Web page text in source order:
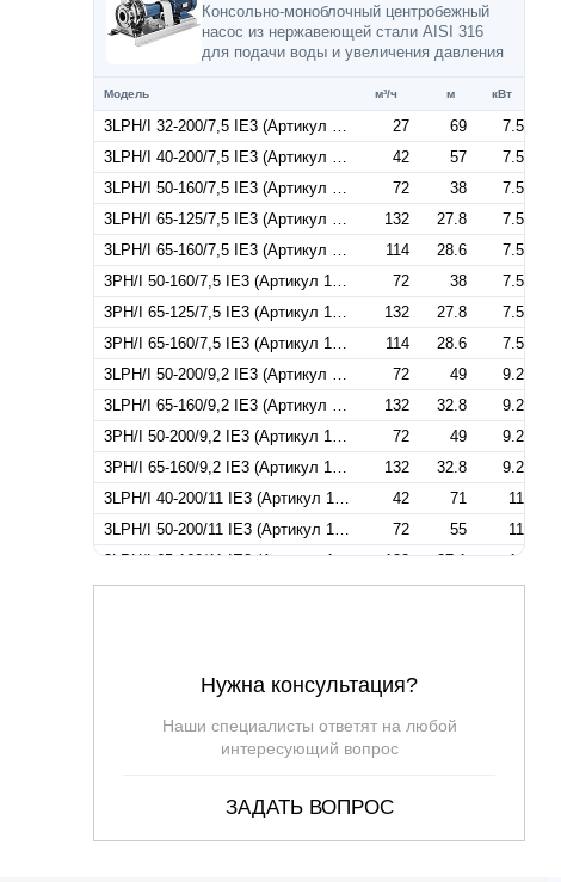
Консольно-моноблочный центробежный
насос из нержавеющей стали AISI 316
для подачи воды и увеличения давления
Модель м³/ч м кВт
27 69
7.5
42 57
7.5
72 38
7.5
132 27.8
7.5
114 28.6
7.5
72 38
7.5
132 27.8
7.5
114 28.6
7.5
72 49
9.2
132 32.8
9.2
72 49
9.2
132 32.8
9.2
42 71
11
72 55
11
3LPH/I 65-160/11 IE3 (Артикул 1874169004I)
132 37.1
11
3LPH/I 80-160/11 IE3 (Артикул 1403160004I)
180 26.4
11
3PH/I 65-160/11 IE3 (Артикул 1872169004I)
132
3LPH/I 65-160/15 IE3 (Артикул 1874179004I)
132
3LPH/I 80-160/15 IE3 (Артикул 1403170004I)
216
3LPH/I 80-160/15R IE3 (Артикул 1403140004I)
216 29.7
15
Нужна консультация?
Наши специалисты ответят на любой
интересующий вопрос
ЗАДАТЬ ВОПРОС